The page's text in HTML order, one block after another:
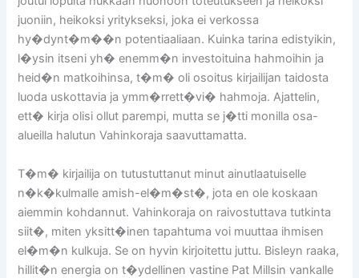
juoniin, heikoksi yritykseksi, joka ei verkossa
hy�dynt�m��n potentiaaliaan. Kuinka tarina edistyikin,
l�ysin itseni yh� enemm�n investoituina hahmoihin ja
heid�n matkoihinsa, t�m� oli osoitus kirjailijan taidosta
luoda uskottavia ja ymm�rrett�vi� hahmoja. Ajattelin,
ett� kirja olisi ollut parempi, mutta se j�tti monilla osa-
alueilla halutun Vahinkoraja saavuttamatta.
T�m� kirjailija on tutustuttanut minut ainutlaatuiselle
n�k�kulmalle amish-el�m�st�, jota en ole koskaan
aiemmin kohdannut. Vahinkoraja on raivostuttava tutkinta
siit�, miten yksitt�inen tapahtuma voi muuttaa ihmisen
el�m�n kulkuja. Se on hyvin kirjoitettu juttu. Bisleyn raaka,
hillit�n energia on t�ydellinen vastine Pat Millsin vankalle